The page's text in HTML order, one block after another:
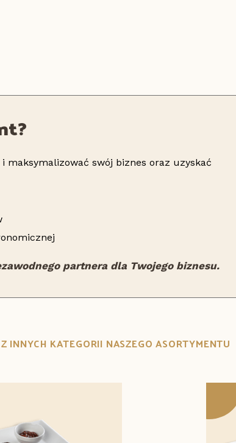
maksymalizować swój biznes oraz uzyskać
partnera dla Twojego biznesu.
INNYCH KATEGORII NASZEGO ASORTYMENTU